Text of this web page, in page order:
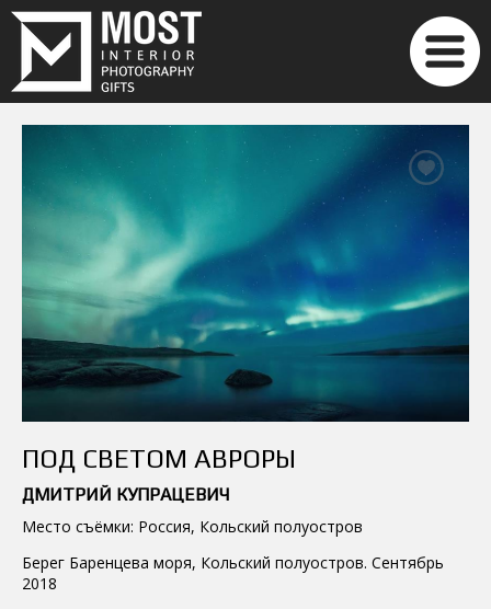
ПОД СВЕТОМ АВРОРЫ
ДМИТРИЙ КУПРАЦЕВИЧ
Место съёмки: Россия, Кольский полуостров
Берег Баренцева моря, Кольский полуостров. Сентябрь
2018